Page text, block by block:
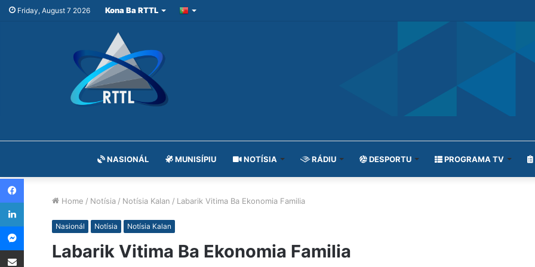
Friday, August 7 2026 Kona Ba RTTL
NASIONÁL MUNISÍPIU NOTÍSIA RÁDIU DESPORTU PROGRAMA TV
Home / Notísia / Notísia Kalan / Labarik Vitima Ba Ekonomia Familia
Nasionál Notísia Notísia Kalan
Labarik Vitima Ba Ekonomia Familia
Facebook
LinkedIn
Messenger